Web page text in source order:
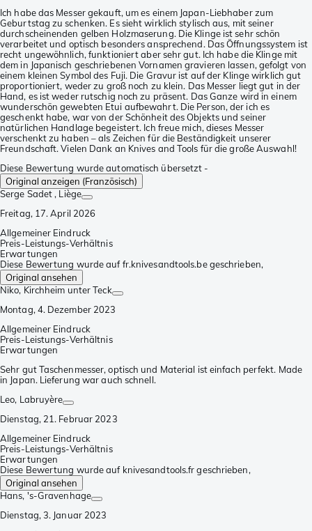
Ich habe das Messer gekauft, um es einem Japan-Liebhaber zum
Geburtstag zu schenken. Es sieht wirklich stylisch aus, mit seiner
durchscheinenden gelben Holzmaserung. Die Klinge ist sehr schön
verarbeitet und optisch besonders ansprechend. Das Öffnungssystem ist
recht ungewöhnlich, funktioniert aber sehr gut. Ich habe die Klinge mit
dem in Japanisch geschriebenen Vornamen gravieren lassen, gefolgt von
einem kleinen Symbol des Fuji. Die Gravur ist auf der Klinge wirklich gut
proportioniert, weder zu groß noch zu klein. Das Messer liegt gut in der
Hand, es ist weder rutschig noch zu präsent. Das Ganze wird in einem
wunderschön gewebten Etui aufbewahrt. Die Person, der ich es
geschenkt habe, war von der Schönheit des Objekts und seiner
natürlichen Handlage begeistert. Ich freue mich, dieses Messer
verschenkt zu haben – als Zeichen für die Beständigkeit unserer
Freundschaft. Vielen Dank an Knives and Tools für die große Auswahl!
Diese Bewertung wurde automatisch übersetzt -
Original anzeigen (Französisch)
Serge Sadet , Liège
Freitag, 17. April 2026
Allgemeiner Eindruck
Preis-Leistungs-Verhältnis
Erwartungen
Diese Bewertung wurde auf fr.knivesandtools.be geschrieben,
Original ansehen
Niko, Kirchheim unter Teck
Montag, 4. Dezember 2023
Allgemeiner Eindruck
Preis-Leistungs-Verhältnis
Erwartungen
Sehr gut Taschenmesser, optisch und Material ist einfach perfekt. Made
in Japan. Lieferung war auch schnell.
Leo, Labruyère
Dienstag, 21. Februar 2023
Allgemeiner Eindruck
Preis-Leistungs-Verhältnis
Erwartungen
Diese Bewertung wurde auf knivesandtools.fr geschrieben,
Original ansehen
Hans, 's-Gravenhage
Dienstag, 3. Januar 2023